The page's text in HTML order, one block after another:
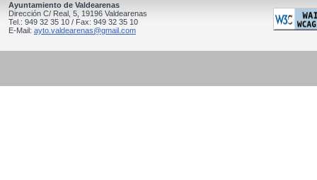
Ayuntamiento de Valdearenas
Dirección C/ Real, 5, 19196 Valdearenas
Tel.: 949 32 35 10 / Fax: 949 32 35 10
E-Mail: ayto.valdearenas@gmail.com